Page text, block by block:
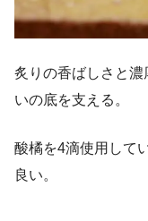
炙りの香ばしさと
いの底を支える。
酸橘を4滴使用して
良い。